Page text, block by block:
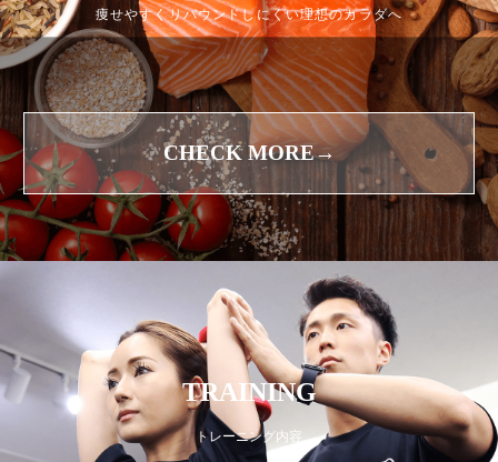
痩せやすくリバウンドしにくい理想のカラダへ
CHECK MORE→
TRAINING
トレーニング内容